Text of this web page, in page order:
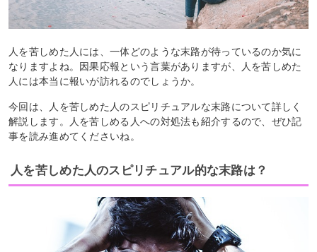
人を苦しめた人には、一体どのような末路が待っているのか気に
なりますよね。因果応報という言葉がありますが、人を苦しめた
人には本当に報いが訪れるのでしょうか。
今回は、人を苦しめた人のスピリチュアルな末路について詳しく
解説します。人を苦しめる人への対処法も紹介するので、ぜひ記
事を読み進めてくださいね。
人を苦しめた人のスピリチュアル的な末路は？